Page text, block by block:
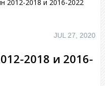
2012-2018 и 2016-2022
JUL 27, 2020
2018 и 2016-